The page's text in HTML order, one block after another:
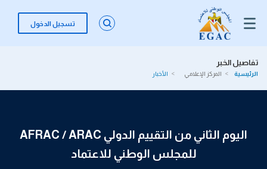
تسجيل الدخول
تفاصيل الخبر
الرئيسية المركز الإعلامي الأخبار
اليوم الثاني من التقييم الدولي AFRAC / ARAC
للمجلس الوطني للاعتماد